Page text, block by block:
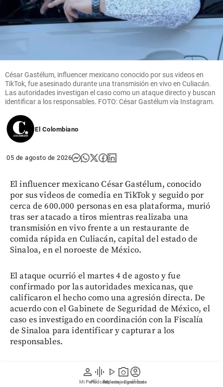
person
Mi Perfil
graphic_eq
Pódcast
play_arrow
Videos
photo_camera
Reportajes gráficos
account_circle
Suscríbete
César Gastélum, influencer mexicano conocido por sus videos en
TikTok, fue asesinado durante una transmisión en vivo en Culiacán.
Las autoridades investigan el caso como un ataque directo y buscan
identificar a los responsables. FOTO: César Gastélum vía Instagram.
El Colombiano
05 de agosto de 2026
El influencer mexicano César Gastélum, conocido
por sus videos de comedia en TikTok y seguido por
cerca de 600.000 personas en esa plataforma, murió
tras ser atacado a tiros mientras realizaba una
transmisión en vivo frente a un restaurante de
comida rápida en Culiacán, capital del estado de
Sinaloa, en el noroeste de México.
El ataque ocurrió el martes 4 de agosto y fue
confirmado por las autoridades mexicanas, que
calificaron el hecho como una agresión directa. De
acuerdo con el Gabinete de Seguridad de México, el
caso es investigado en coordinación con la Fiscalía
de Sinaloa para identificar y capturar a los
responsables.